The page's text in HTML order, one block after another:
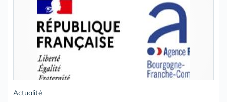
Actualité